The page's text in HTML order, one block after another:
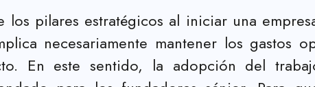
los pilares estratégicos al iniciar una
necesariamente mantener los gastos
En este sentido, la adopción del